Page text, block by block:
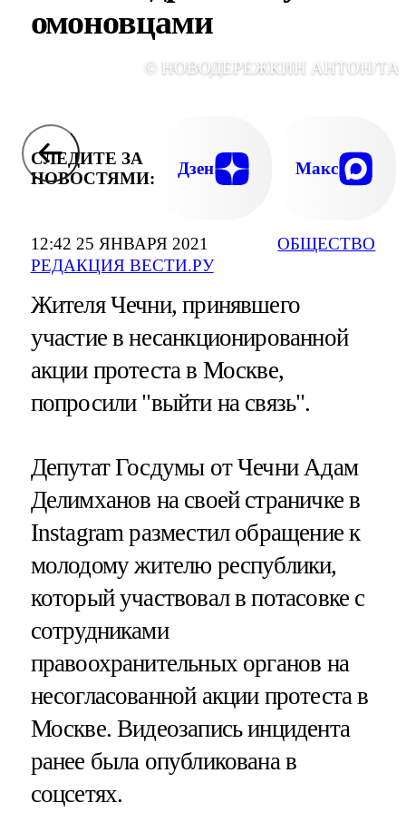
12:42 25 ЯНВАРЯ 2021
РЕДАКЦИЯ ВЕСТИ.РУ
ОБЩЕСТВО
омоновцами
© НОВОДЕРЕЖКИН АНТОН/
СЛЕДИТЕ ЗА
НОВОСТЯМИ:
Дзен Макс
Жителя Чечни, принявшего
участие в несанкционированной
акции протеста в Москве,
попросили "выйти на связь".
Депутат Госдумы от Чечни Адам
Делимханов на своей страничке в
Instagram разместил обращение к
молодому жителю республики,
который участвовал в потасовке с
сотрудниками
правоохранительных органов на
несогласованной акции протеста в
Москве. Видеозапись инцидента
ранее была опубликована в
соцсетях.